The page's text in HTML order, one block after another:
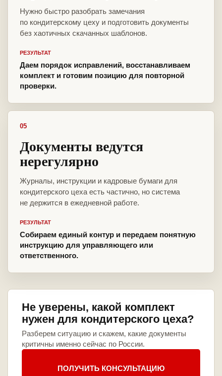
Нужно быстро разобрать замечания
по кондитерскому цеху и подготовить документы
без хаотичных скачанных шаблонов.
РЕЗУЛЬТАТ
Даем порядок исправлений, восстанавливаем
комплект и готовим позицию для повторной
проверки.
05
Документы ведутся
нерегулярно
Журналы, инструкции и кадровые бумаги для
кондитерского цеха есть частично, но система
не держится в ежедневной работе.
РЕЗУЛЬТАТ
Собираем единый контур и передаем понятную
инструкцию для управляющего или
ответственного.
Не уверены, какой комплект
нужен для кондитерского цеха?
Разберем ситуацию и скажем, какие документы
критичны именно сейчас по России.
ПОЛУЧИТЬ КОНСУЛЬТАЦИЮ